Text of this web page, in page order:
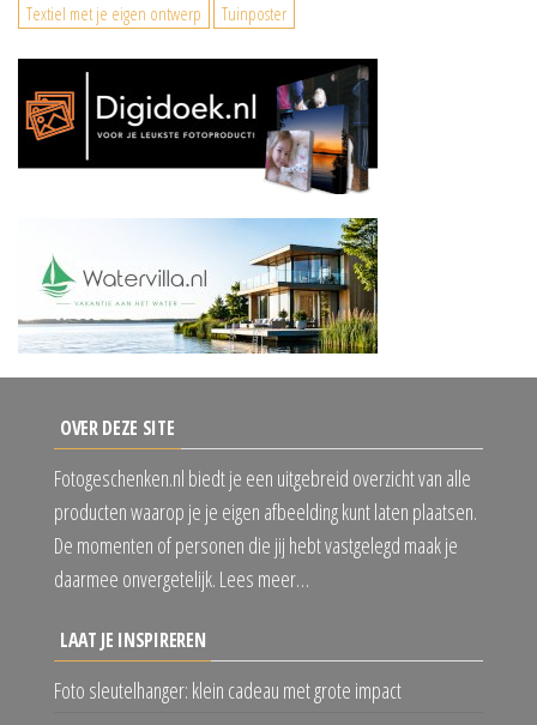
Textiel met je eigen ontwerp
Tuinposter
OVER DEZE SITE
Fotogeschenken.nl biedt je een uitgebreid overzicht van alle
producten waarop je je eigen afbeelding kunt laten plaatsen.
De momenten of personen die jij hebt vastgelegd maak je
daarmee onvergetelijk. Lees meer…
LAAT JE INSPIREREN
Foto sleutelhanger: klein cadeau met grote impact